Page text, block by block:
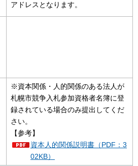
アドレスとなります。
※資本関係・人的関係のある法人が
札幌市競争入札参加資格者名簿に登
録されている場合のみ提出してくだ
さい。
【参考】
資本人的関係説明書（PDF：3
02KB）